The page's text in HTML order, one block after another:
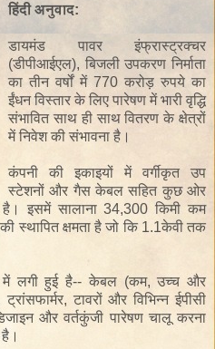
हिंदी अनुवाद:
डायमंड पावर
इंफ्रास्ट्रक्चर
(डीपीआईएल), बिजली उपकरण निर्माता
का तीन वर्षों में 770 करोड़ रुपये का
ईंधनविस्तारके लिए पारेषण में भारी वृद्धि
संभावित साथ ही साथवितरण के क्षेत्रों
मेंनिवेशकी संभावना है।
कंपनी कीइकाइयों में वर्गीकृत उप
स्टेशनों और गैस केबल सहित कुछ ओर
है। इसमें सालाना 34,300 किमीकम
की स्थापितक्षमता हैजो कि 1.1केवीतक
में लगी हुई है-- केबल (कम, उच्च और
ट्रांसफार्मर, टावरों और विभिन्न ईपीसी
और वर्तकुंजी पारेषणचालू करना